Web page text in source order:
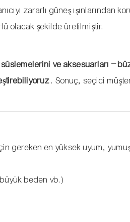
zararlı güneş ışınlarından
olacak şekilde üretilmiştir.
ve aksesuarları –
. Sonuç, seçici
gereken en yüksek uyum,
beden vb.)